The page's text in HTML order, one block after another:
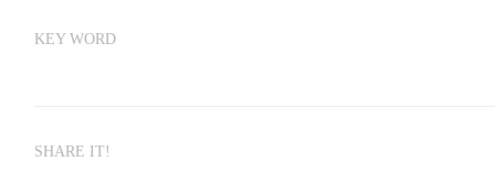
KEY WORD
SHARE IT!